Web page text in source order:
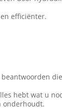
efficiënter.
hebt wat u
onderhoudt.